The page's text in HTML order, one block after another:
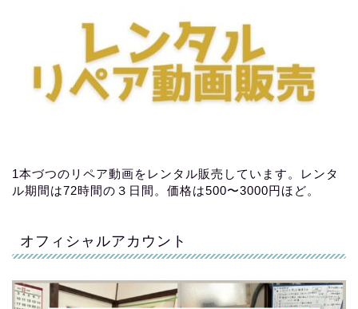
1本づつのリペア動画をレンタル販売しています。レンタ
ル期間は72時間の３日間。価格は500〜3000円ほど。
オフィシャルアカウント